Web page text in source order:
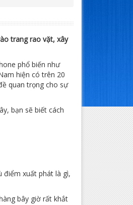
trang rao vặt, xây
phổ biến như
hiện có trên 20
quan trọng cho sự
bạn sẽ biết cách
điểm xuất phát là gì,
bây giờ rất khắt